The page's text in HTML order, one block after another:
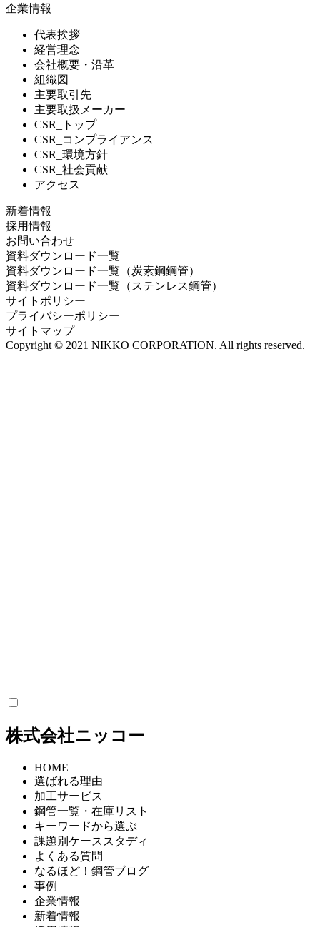
企業情報
代表挨拶
経営理念
会社概要・沿革
組織図
主要取引先
主要取扱メーカー
CSR_トップ
CSR_コンプライアンス
CSR_環境方針
CSR_社会貢献
アクセス
新着情報
採用情報
お問い合わせ
資料ダウンロード一覧
資料ダウンロード一覧（炭素鋼鋼管）
資料ダウンロード一覧（ステンレス鋼管）
サイトポリシー
プライバシーポリシー
サイトマップ
Copyright © 2021 NIKKO CORPORATION. All rights reserved.
株式会社ニッコー
HOME
選ばれる理由
加工サービス
鋼管⼀覧・在庫リスト
キーワードから選ぶ
課題別ケーススタディ
よくある質問
なるほど！鋼管ブログ
事例
企業情報
新着情報